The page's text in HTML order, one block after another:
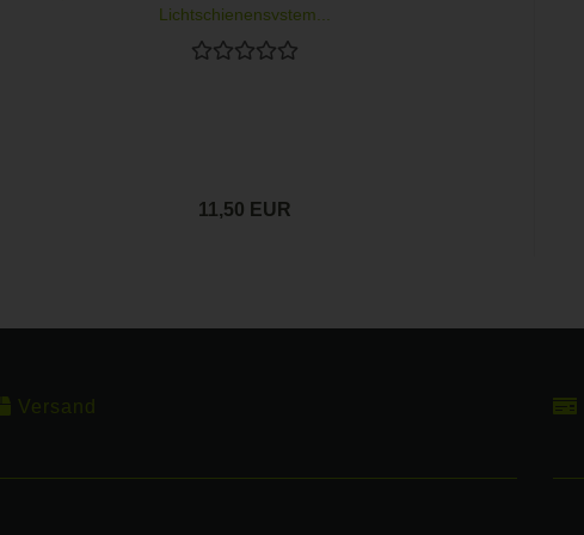
Lichtschienensystem...
11,50 EUR
Versand